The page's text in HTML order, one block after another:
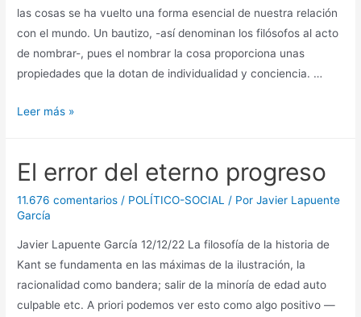
las cosas se ha vuelto una forma esencial de nuestra relación
con el mundo. Un bautizo, -así denominan los filósofos al acto
de nombrar-, pues el nombrar la cosa proporciona unas
propiedades que la dotan de individualidad y conciencia. …
La
Leer más »
El error del eterno progreso
11.676 comentarios / POLÍTICO-SOCIAL / PorJavier Lapuente
García
Javier Lapuente García 12/12/22 La filosofía de la historia de
Kant se fundamenta en las máximas de la ilustración, la
racionalidad como bandera; salir de la minoría de edad auto
culpable etc. A priori podemos ver esto como algo positivo —